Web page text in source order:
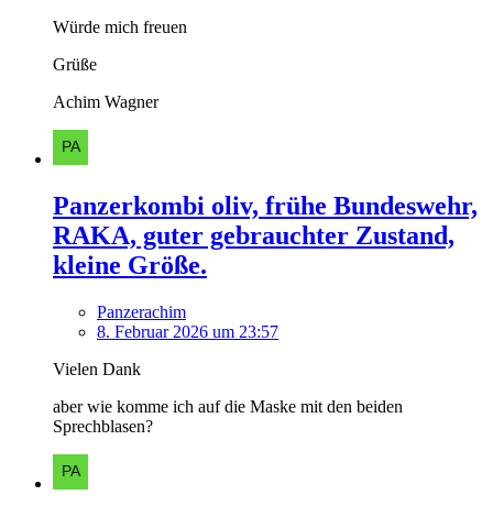
Würde mich freuen
Grüße
Achim Wagner
Panzerkombi oliv, frühe Bundeswehr,
RAKA, guter gebrauchter Zustand,
kleine Größe.
Panzerachim
8. Februar 2026 um 23:57
Vielen Dank
aber wie komme ich auf die Maske mit den beiden
Sprechblasen?